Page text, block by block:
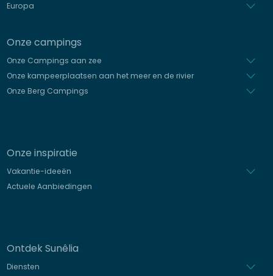
Europa
Onze campings
Onze Campings aan zee
Onze kampeerplaatsen aan het meer en de rivier
Onze Berg Campings
Onze inspiratie
Vakantie-ideeën
Actuele Aanbiedingen
Ontdek Sunêlia
Diensten